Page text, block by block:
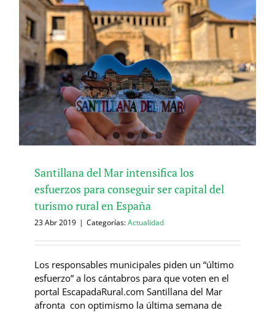
Santillana del Mar intensifica los
esfuerzos para conseguir ser capital del
turismo rural en España
23 Abr 2019 | Categorías:Actualidad
Los responsables municipales piden un “último
esfuerzo” a los cántabros para que voten en el
portal EscapadaRural.com Santillana del Mar
afronta con optimismo la última semana de